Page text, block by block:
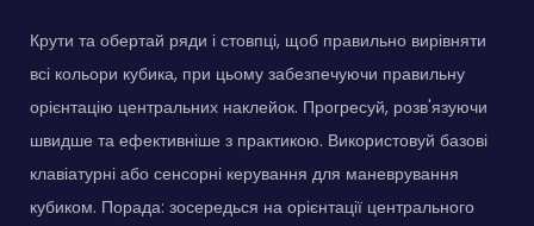
Крути та обертай ряди і стовпці, щоб правильно вирівняти
всі кольори кубика, при цьому забезпечуючи правильну
орієнтацію центральних наклейок. Прогресуй, розв'язуючи
швидше та ефективніше з практикою. Використовуй базові
клавіатурні або сенсорні керування для маневрування
кубиком. Порада: зосередься на орієнтації центрального